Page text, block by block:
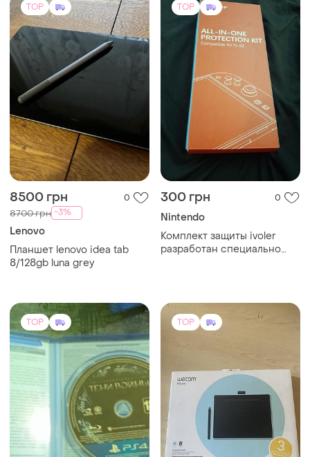
TOP
8500 грн 0
8700 грн -3%
Lenovo
Планшет lenovo idea tab
8/128gb luna grey
TOP
300 грн 0
Nintendo
Комплект защиты ivoler
разработан специально
TOP TOP